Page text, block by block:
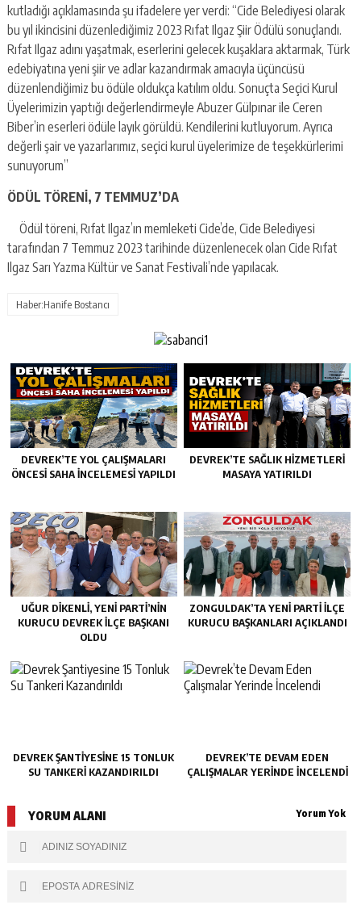
kutladığı açıklamasında şu ifadelere yer verdi: “Cide Belediyesi olarak
bu yıl ikincisini düzenlediğimiz 2023 Rıfat Ilgaz Şiir Ödülü sonuçlandı.
Rıfat Ilgaz adını yaşatmak, eserlerini gelecek kuşaklara aktarmak, Türk
edebiyatına yeni şiir ve adlar kazandırmak amacıyla üçüncüsü
düzenlendiğimiz bu ödüle oldukça katılım oldu. Sonuçta Seçici Kurul
Üyelerimizin yaptığı değerlendirmeyle Abuzer Gülpınar ile Ceren
Biber’in eserleri ödüle layık görüldü. Kendilerini kutluyorum. Ayrıca
değerli şair ve yazarlarımız, seçici kurul üyelerimize de teşekkürlerimi
sunuyorum”
ÖDÜL TÖRENİ, 7 TEMMUZ’DA
Ödül töreni, Rıfat Ilgaz’ın memleketi Cide’de, Cide Belediyesi
tarafından 7 Temmuz 2023 tarihinde düzenlenecek olan Cide Rıfat
Ilgaz Sarı Yazma Kültür ve Sanat Festivali’nde yapılacak.
Haber:Hanife Bostancı
DEVREK’TE YOL ÇALIŞMALARI
ÖNCESI SAHA İNCELEMESI YAPILDI
DEVREK’TE SAĞLIK HIZMETLERI
MASAYA YATIRILDI
UĞUR DİKENLİ, YENİ PARTİ’NİN
KURUCU DEVREK İLÇE BAŞKANI
OLDU
ZONGULDAK’TA YENI PARTI İLÇE
KURUCU BAŞKANLARI AÇIKLANDI
DEVREK ŞANTIYESINE 15 TONLUK
SU TANKERI KAZANDIRILDI
DEVREK’TE DEVAM EDEN
ÇALIŞMALAR YERINDE İNCELENDI
YORUM ALANI Yorum Yok